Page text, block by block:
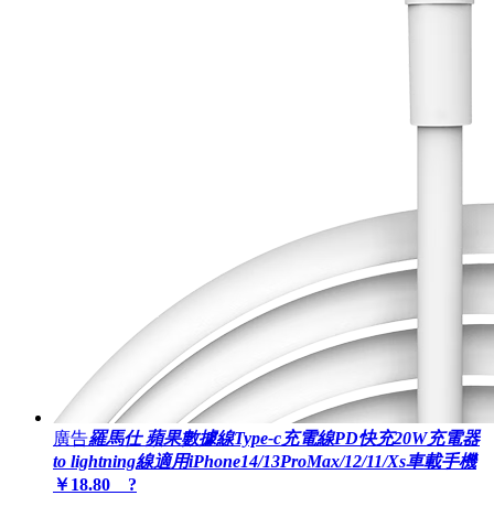
廣告羅馬仕 蘋果數據線Type-c充電線PD快充20W充電器
to lightning線適用iPhone14/13ProMax/12/11/Xs車載手機
￥18.80 ?